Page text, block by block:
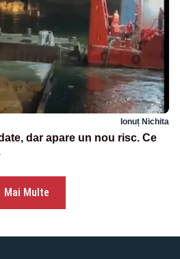
Ionuț Nichita
dar apare un nou risc. Ce
Mai Multe